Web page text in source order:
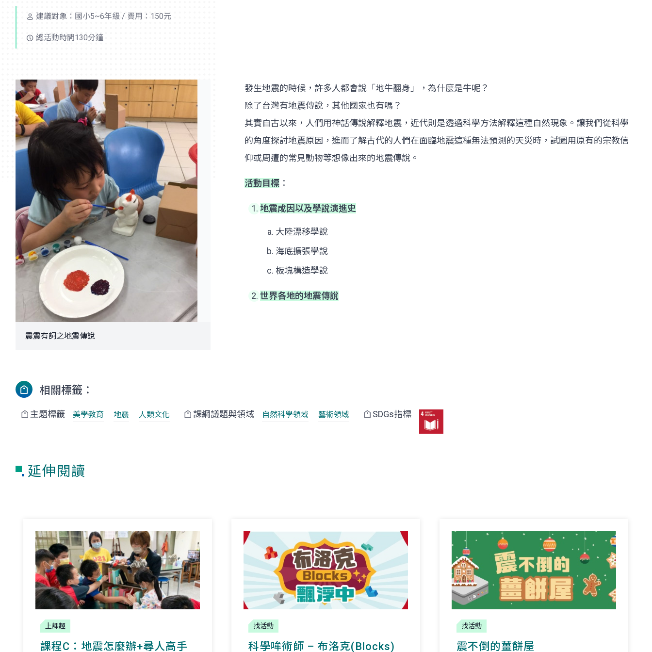
建議對象：國小5~6年級 / 費用：150元
總活動時間130分鐘
震震有詞之地震傳說
發生地震的時候，許多人都會說「地牛翻身」，為什麼是牛呢？
除了台灣有地震傳說，其他國家也有嗎？
其實自古以來，人們用神話傳說解釋地震，近代則是透過科學方法解釋這種自然現象。讓我們從科學
的角度探討地震原因，進而了解古代的人們在面臨地震這種無法預測的天災時，試圖用原有的宗教信
仰或周遭的常見動物等想像出來的地震傳說。
活動目標：
地震成因以及學說演進史
大陸漂移學說
海底擴張學說
板塊構造學說
世界各地的地震傳說
相關標籤：
主題標籤 美學教育 地震 人類文化 課綱議題與領域 自然科學領域 藝術領域 SDGs指標
延伸閱讀
上課趣
課程C：地震怎麼辦+尋人高手
找活動
科學哞術師 – 布洛克(Blocks)
找活動
震不倒的薑餅屋